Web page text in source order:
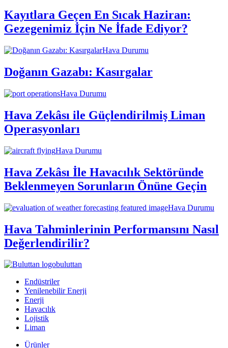
Kayıtlara Geçen En Sıcak Haziran:
Gezegenimiz İçin Ne İfade Ediyor?
Hava Durumu
Doğanın Gazabı: Kasırgalar
Hava Durumu
Hava Zekâsı ile Güçlendirilmiş Liman
Operasyonları
Hava Durumu
Hava Zekâsı İle Havacılık Sektöründe
Beklenmeyen Sorunların Önüne Geçin
Hava Durumu
Hava Tahminlerinin Performansını Nasıl
Değerlendirilir?
buluttan
Endüstriler
Yenilenebilir Enerji
Enerji
Havacılık
Lojistik
Liman
Ürünler